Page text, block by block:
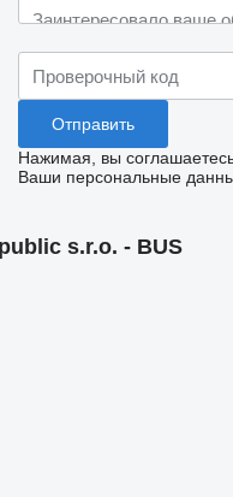
Нажимая, вы
Ваши персональные
s.r.o. - BUS